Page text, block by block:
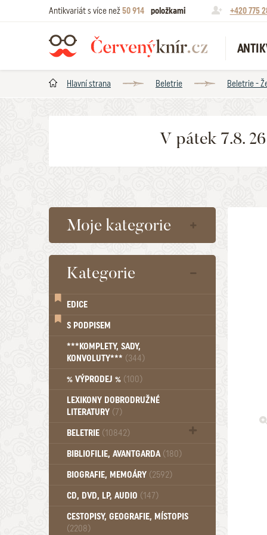
Antikvariát s více než50 914 položkami +420 775
Hlavní strana Beletrie Beletrie -
V pátek 7.8.
Moje kategorie
Kategorie
EDICE
S PODPISEM
***KOMPLETY, SADY,
KONVOLUTY*** (344)
% VÝPRODEJ % (100)
LEXIKONY DOBRODRUŽNÉ
LITERATURY (7)
BELETRIE (10842)
Beletrie - Historická (1388)
Beletrie - Povídky (1758)
Beletrie - Válečné romány (489)
Beletrie - Ženské a dívčí romány
(1522)
BIBLIOFILIE, AVANTGARDA (180)
BIOGRAFIE, MEMOÁRY (2592)
CD, DVD, LP, AUDIO (147)
CESTOPISY, GEOGRAFIE, MÍSTOPIS
(2208)